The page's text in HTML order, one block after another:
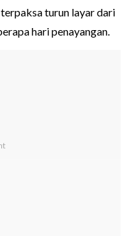
turun layar dari
hari penayangan.